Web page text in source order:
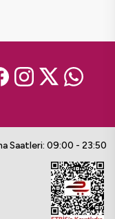
Saatleri: 09:00 - 23:50